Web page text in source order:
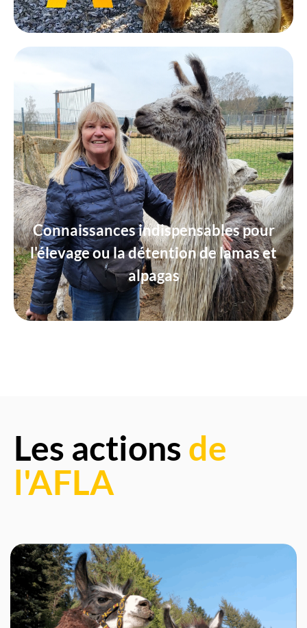
Connaissances indispensables pour
l'élevage ou la détention de lamas et
alpagas
Les actions de
l'AFLA